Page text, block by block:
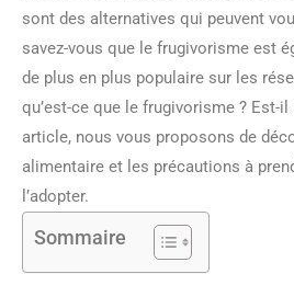
sont des alternatives qui peuvent
savez-vous que le frugivorisme est
de plus en plus populaire sur les
qu’est-ce que le frugivorisme ? Est-
article, nous vous proposons de
alimentaire et les précautions à
l’adopter.
Sommaire